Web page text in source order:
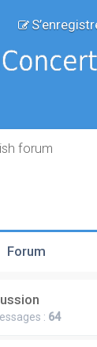
forum
Forum
: 64